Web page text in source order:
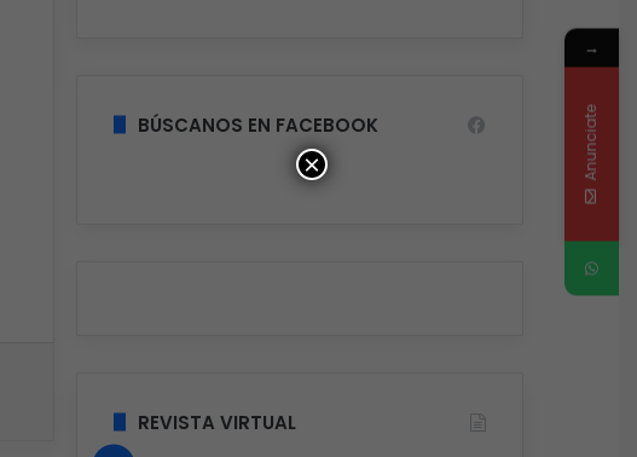
BÚSCANOS EN FACEBOOK
REVISTA VIRTUAL
×
→
Anunciate